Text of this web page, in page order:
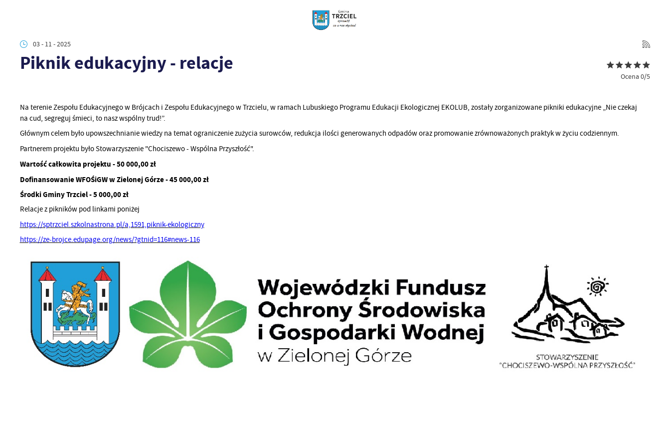
03 - 11 - 2025
Piknik edukacyjny - relacje
Ocena 0/5
Na terenie Zespołu Edukacyjnego w Brójcach i Zespołu Edukacyjnego w Trzcielu, w ramach Lubuskiego Programu Edukacji Ekologicznej EKOLUB, zostały zorganizowane pikniki edukacyjne „Nie czekaj
na cud, segreguj śmieci, to nasz wspólny trud!”.
Głównym celem było upowszechnianie wiedzy na temat ograniczenie zużycia surowców, redukcja ilości generowanych odpadów oraz promowanie zrównoważonych praktyk w życiu codziennym.
Partnerem projektu było Stowarzyszenie "Chociszewo - Wspólna Przyszłość".
Wartość całkowita projektu - 50 000,00 zł
Dofinansowanie WFOŚiGW w Zielonej Górze - 45 000,00 zł
Środki Gminy Trzciel - 5 000,00 zł
Relacje z pikników pod linkami poniżej
https://sptrzciel.szkolnastrona.pl/a,1591,piknik-ekologiczny
https://ze-brojce.edupage.org/news/?gtnid=116#news-116